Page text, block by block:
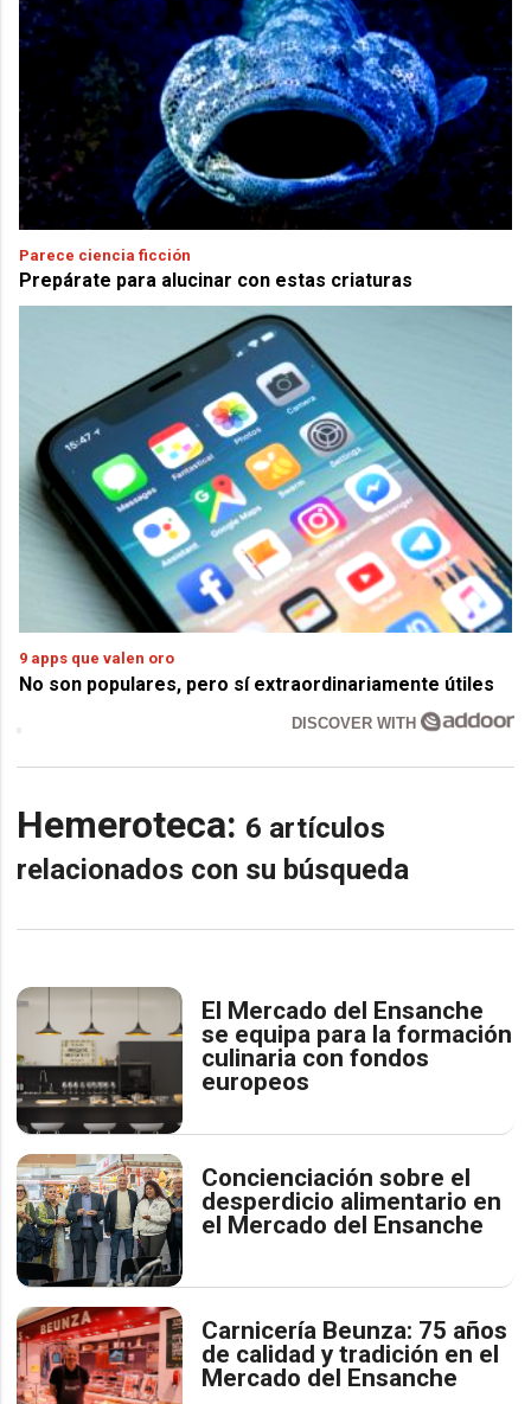
Parece ciencia ficción
Prepárate para alucinar con estas criaturas
9 apps que valen oro
No son populares, pero sí extraordinariamente útiles
DISCOVER WITH
Hemeroteca: 6 artículos
relacionados con su búsqueda
El Mercado del Ensanche
se equipa para la formación
culinaria con fondos
europeos
Concienciación sobre el
desperdicio alimentario en
el Mercado del Ensanche
Carnicería Beunza: 75 años
de calidad y tradición en el
Mercado del Ensanche